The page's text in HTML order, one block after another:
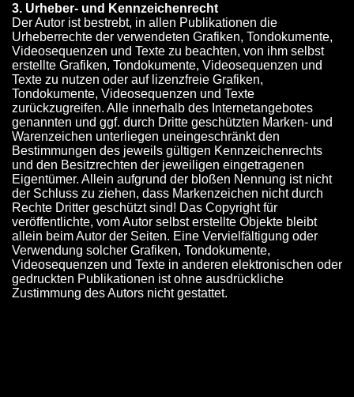
3. Urheber- und Kennzeichenrecht
Der Autor ist bestrebt, in allen Publikationen die
Urheberrechte der verwendeten Grafiken, Tondokumente,
Videosequenzen und Texte zu beachten, von ihm selbst
erstellte Grafiken, Tondokumente, Videosequenzen und
Texte zu nutzen oder auf lizenzfreie Grafiken,
Tondokumente, Videosequenzen und Texte
zurückzugreifen. Alle innerhalb des Internetangebotes
genannten und ggf. durch Dritte geschützten Marken- und
Warenzeichen unterliegen uneingeschränkt den
Bestimmungen des jeweils gültigen Kennzeichenrechts
und den Besitzrechten der jeweiligen eingetragenen
Eigentümer. Allein aufgrund der bloßen Nennung ist nicht
der Schluss zu ziehen, dass Markenzeichen nicht durch
Rechte Dritter geschützt sind! Das Copyright für
veröffentlichte, vom Autor selbst erstellte Objekte bleibt
allein beim Autor der Seiten. Eine Vervielfältigung oder
Verwendung solcher Grafiken, Tondokumente,
Videosequenzen und Texte in anderen elektronischen oder
gedruckten Publikationen ist ohne ausdrückliche
Zustimmung des Autors nicht gestattet.